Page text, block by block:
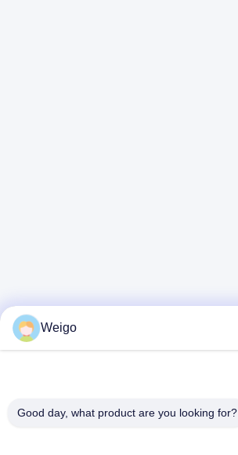
Weigo
Good day, what product are you looking for?